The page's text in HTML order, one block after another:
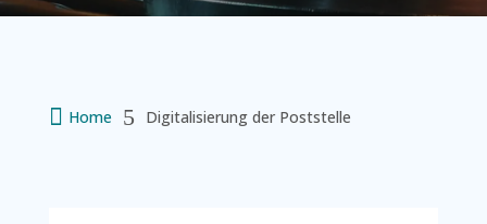
 Home 5 Digitalisierung der Poststelle